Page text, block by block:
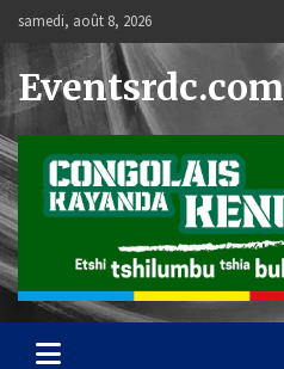
content
samedi, août 8, 2026
Eventsrdc.com